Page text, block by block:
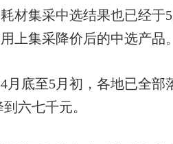
材集采中选结果也已经于
上集采降价后的中选产品。
底至5月初，各地已全部
六七千元。